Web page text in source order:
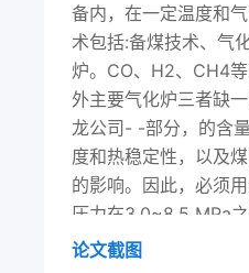
备内，在一定温度和
术包括:备煤技术、气
炉。CO、H2、CH4
外主要气化炉三者缺
龙公司- -部分，的含
度和热稳定性，以及
的影响。因此，必须
压力在3.0~8.5 MPa
CO+H2为80%左右，
论文截图